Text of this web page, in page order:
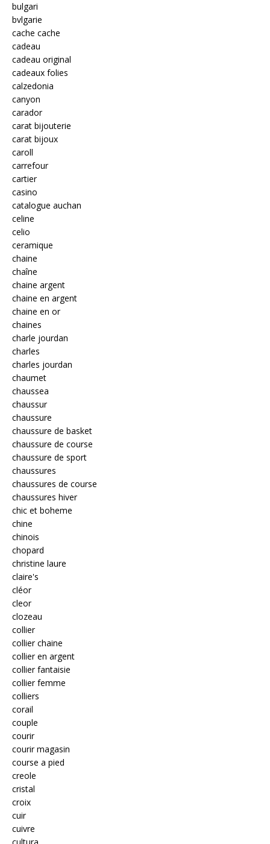
bulgari
bvlgarie
cache cache
cadeau
cadeau original
cadeaux folies
calzedonia
canyon
carador
carat bijouterie
carat bijoux
caroll
carrefour
cartier
casino
catalogue auchan
celine
celio
ceramique
chaine
chaîne
chaine argent
chaine en argent
chaine en or
chaines
charle jourdan
charles
charles jourdan
chaumet
chaussea
chaussur
chaussure
chaussure de basket
chaussure de course
chaussure de sport
chaussures
chaussures de course
chaussures hiver
chic et boheme
chine
chinois
chopard
christine laure
claire's
cléor
cleor
clozeau
collier
collier chaine
collier en argent
collier fantaisie
collier femme
colliers
corail
couple
courir
courir magasin
course a pied
creole
cristal
croix
cuir
cuivre